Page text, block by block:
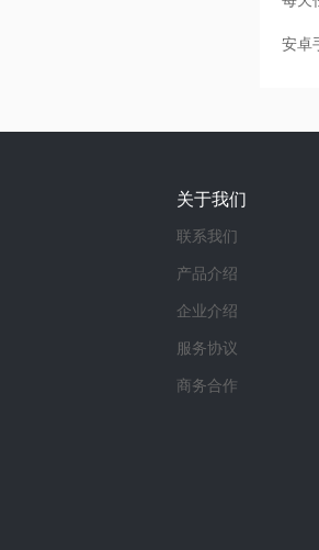
安卓
关于我们
联系我们
产品介绍
企业介绍
服务协议
商务合作